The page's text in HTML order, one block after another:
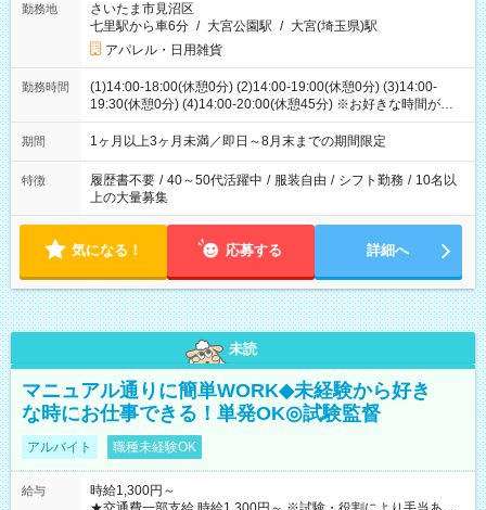
勤務地
さいたま市見沼区
七里駅から車6分 / 大宮公園駅 / 大宮(埼玉県)駅
アパレル・日用雑貨
勤務時間
(1)14:00-18:00(休憩0分) (2)14:00-19:00(休憩0分) (3)14:00-
19:30(休憩0分) (4)14:00-20:00(休憩45分) ※お好きな時間が選べ
ます
期間 1ヶ月以上3ヶ月未満／即日～8月末までの期間限定
特徴 履歴書不要 / 40～50代活躍中 / 服装自由 / シフト勤務 / 10名以
上の大量募集
気になる！ 応募する 詳細へ
未読
マニュアル通りに簡単WORK◆未経験から好き
な時にお仕事できる！単発OK◎試験監督
アルバイト 職種未経験OK
給与
時給1,300円～